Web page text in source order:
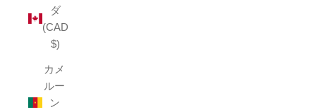
ダ
(CAD
$)
カメ
ルー
ン